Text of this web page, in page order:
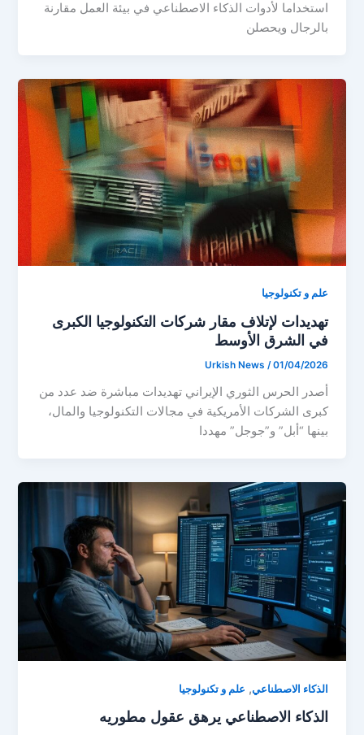
استخداما لأدوات الذكاء الاصطناعي في بيئة العمل مقارنة
بالرجال ويحصلن
علم و تكنولوجيا
تهديدات لإتلاف مقار شركات التكنولوجيا الكبرى
في الشرق الأوسط
Urkish News /01/04/2026
أصدر الحرس الثوري الإيراني تهديدات مباشرة ضد عدد من
كبرى الشركات الأمريكية في مجالات التكنولوجيا والمال،
بينها “أبل” و”جوجل” مهددا
الذكاء الاصطناعي, علم و تكنولوجيا
الذكاء الاصطناعي يرهق عقول مطوريه